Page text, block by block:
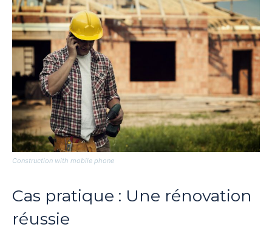
Construction with mobile phone
Cas pratique : Une rénovation
réussie